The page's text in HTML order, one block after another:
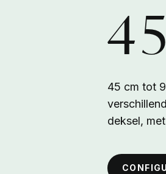
45
45 cm tot
deksel,